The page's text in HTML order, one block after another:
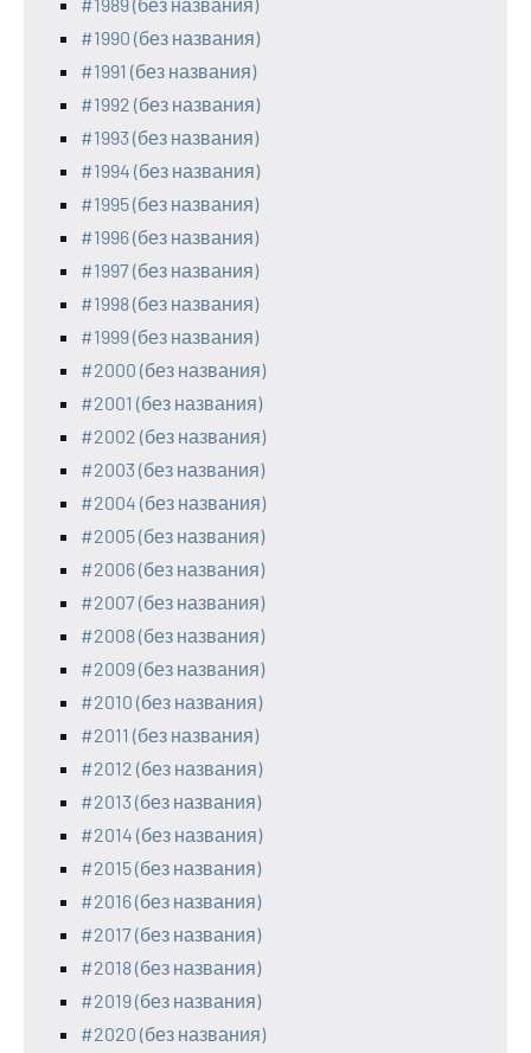
#1989 (без названия)
#1990 (без названия)
#1991 (без названия)
#1992 (без названия)
#1993 (без названия)
#1994 (без названия)
#1995 (без названия)
#1996 (без названия)
#1997 (без названия)
#1998 (без названия)
#1999 (без названия)
#2000 (без названия)
#2001 (без названия)
#2002 (без названия)
#2003 (без названия)
#2004 (без названия)
#2005 (без названия)
#2006 (без названия)
#2007 (без названия)
#2008 (без названия)
#2009 (без названия)
#2010 (без названия)
#2011 (без названия)
#2012 (без названия)
#2013 (без названия)
#2014 (без названия)
#2015 (без названия)
#2016 (без названия)
#2017 (без названия)
#2018 (без названия)
#2019 (без названия)
#2020 (без названия)